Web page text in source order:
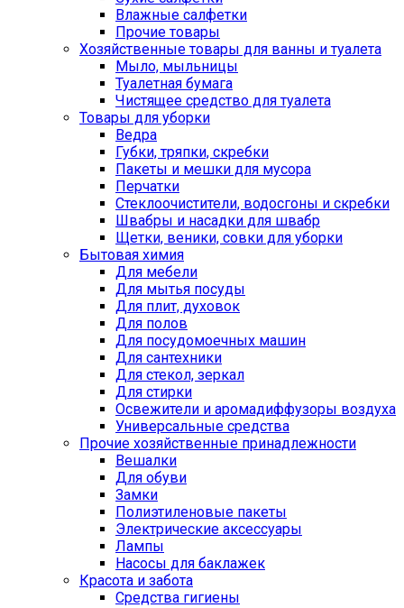
Влажные салфетки
Прочие товары
Хозяйственные товары для ванны и туалета
Мыло, мыльницы
Туалетная бумага
Чистящее средство для туалета
Товары для уборки
Ведра
Губки, тряпки, скребки
Пакеты и мешки для мусора
Перчатки
Стеклоочистители, водосгоны и скребки
Швабры и насадки для швабр
Щетки, веники, совки для уборки
Бытовая химия
Для мебели
Для мытья посуды
Для плит, духовок
Для полов
Для посудомоечных машин
Для сантехники
Для стекол, зеркал
Для стирки
Освежители и аромадиффузоры воздуха
Универсальные средства
Прочие хозяйственные принадлежности
Вешалки
Для обуви
Замки
Полиэтиленовые пакеты
Электрические аксессуары
Лампы
Насосы для баклажек
Красота и забота
Средства гигиены